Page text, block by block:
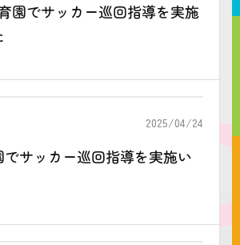
園でサッカー巡回指導を実施
2025/04/24
でサッカー巡回指導を実施い